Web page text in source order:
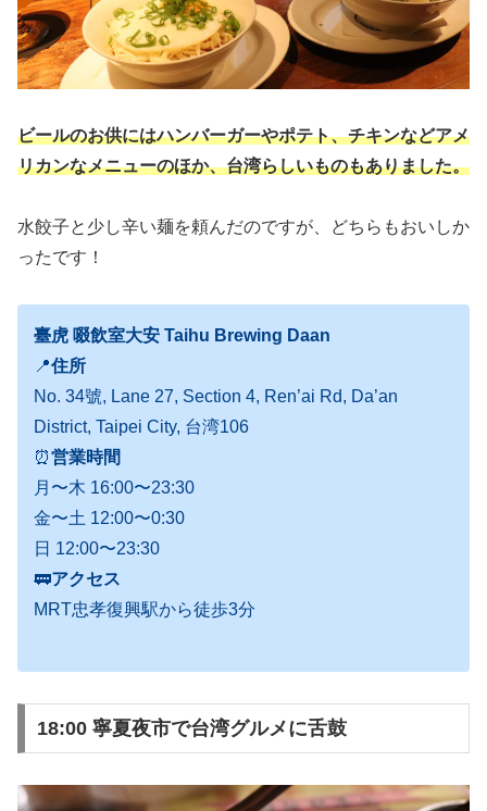
ビールのお供にはハンバーガーやポテト、チキンなどアメ
リカンなメニューのほか、台湾らしいものもありました。
水餃子と少し辛い麺を頼んだのですが、どちらもおいしか
ったです！
臺虎 啜飲室大安 Taihu Brewing Daan
📍住所
No. 34號, Lane 27, Section 4, Ren’ai Rd, Da’an
District, Taipei City, 台湾106
⏰営業時間
月〜木 16:00〜23:30
金〜土 12:00〜0:30
日 12:00〜23:30
🚃アクセス
MRT忠孝復興駅から徒歩3分
18:00 寧夏夜市で台湾グルメに舌鼓